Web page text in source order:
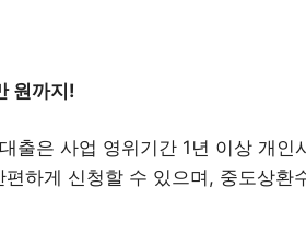
원까지!
출은 사업 영위기간 1년 이상 개인
하게 신청할 수 있으며, 중도상환